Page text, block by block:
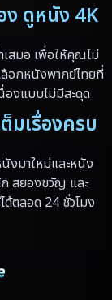
(89)
(4)
ง ดูหนัง 4K
สมอ เพื่อให้คุณไม่
อกหนังพากย์ไทยที่
องแบบไม่มีสะดุด
มเรื่องครบ
งมาใหม่และหนัง
สยองขวัญ และ
ตลอด 24 ชั่วโมง